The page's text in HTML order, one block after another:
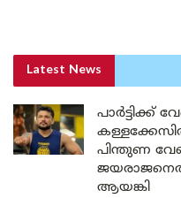
Latest News
പാർട്ടിക്ക്
പിന്തുണ
ആയങ്കി